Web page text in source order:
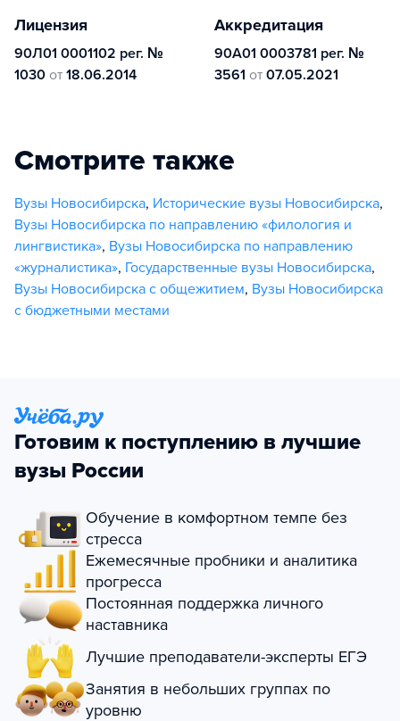
Лицензия
90Л01 0001102 рег. №
1030 от 18.06.2014
Аккредитация
90А01 0003781 рег. №
3561 от 07.05.2021
Смотрите также
Вузы Новосибирска, Исторические вузы Новосибирска,
Вузы Новосибирска по направлению «филология и
лингвистика», Вузы Новосибирска по направлению
«журналистика», Государственные вузы Новосибирска,
Вузы Новосибирска с общежитием, Вузы Новосибирска
с бюджетными местами
Готовим к поступлению в лучшие
вузы России
Обучение в комфортном темпе без
стресса
Ежемесячные пробники и аналитика
прогресса
Постоянная поддержка личного
наставника
Лучшие преподаватели-эксперты ЕГЭ
Занятия в небольших группах по
уровню